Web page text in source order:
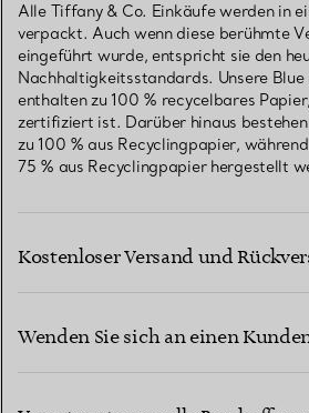
Alle Tiffany & Co. Einkäufe werden in
verpackt. Auch wenn diese berühmte
eingeführt wurde, entspricht sie den
Nachhaltigkeitsstandards. Unsere Blue
enthalten zu 100 % recycelbares
zertifiziert ist. Darüber hinaus
zu 100 % aus Recyclingpapier,
75 % aus Recyclingpapier hergestellt
Kostenloser Versand und
Wenden Sie sich an einen